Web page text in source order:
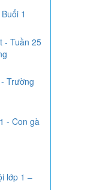
1
- Tuần 25
Trường
- Con gà
lớp 1 –